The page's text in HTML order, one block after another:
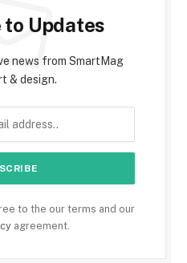
to Updates
news from SmartMag
& design.
to the our terms and our
agreement.